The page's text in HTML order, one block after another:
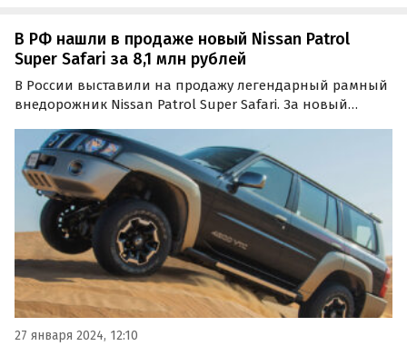
В РФ нашли в продаже новый Nissan Patrol
Super Safari за 8,1 млн рублей
В России выставили на продажу легендарный рамный
внедорожник Nissan Patrol Super Safari. За новый
из Новосибирска просит 8 100 000 рублей, сообщают
«Автоновости дня».
27 января 2024, 12:10